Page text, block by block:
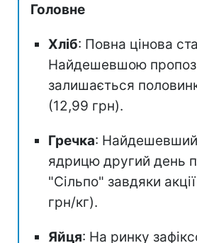
Головне
Хліб: Повна цінова
Найдешевшою
залишається
(12,99 грн).
Гречка: Найдешевший
ядрицю другий день
"Сільпо" завдяки
грн/кг).
Яйця: На ринку